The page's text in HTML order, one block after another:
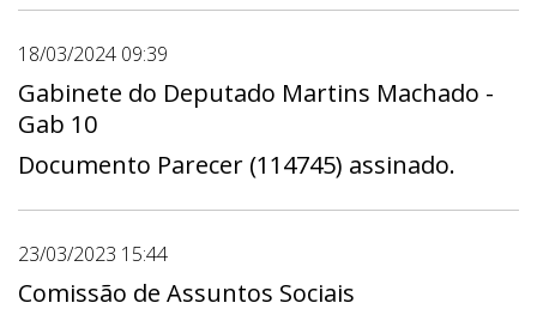
18/03/2024 09:39
Gabinete do Deputado Martins Machado -
Gab 10
Documento Parecer (114745) assinado.
23/03/2023 15:44
Comissão de Assuntos Sociais